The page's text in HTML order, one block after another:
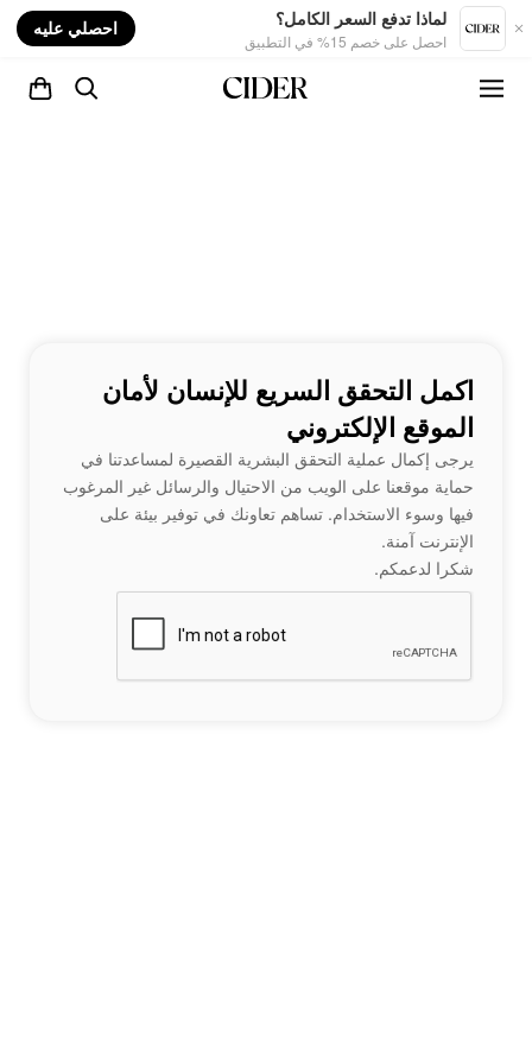
لماذا تدفع السعر الكامل؟
احصل على خصم 15% في التطبيق
احصلي عليه
اكمل التحقق السريع للإنسان لأمان
الموقع الإلكتروني
يرجى إكمال عملية التحقق البشرية القصيرة لمساعدتنا في
حماية موقعنا على الويب من الاحتيال والرسائل غير المرغوب
فيها وسوء الاستخدام. تساهم تعاونك في توفير بيئة على
الإنترنت آمنة.
شكرا لدعمكم.